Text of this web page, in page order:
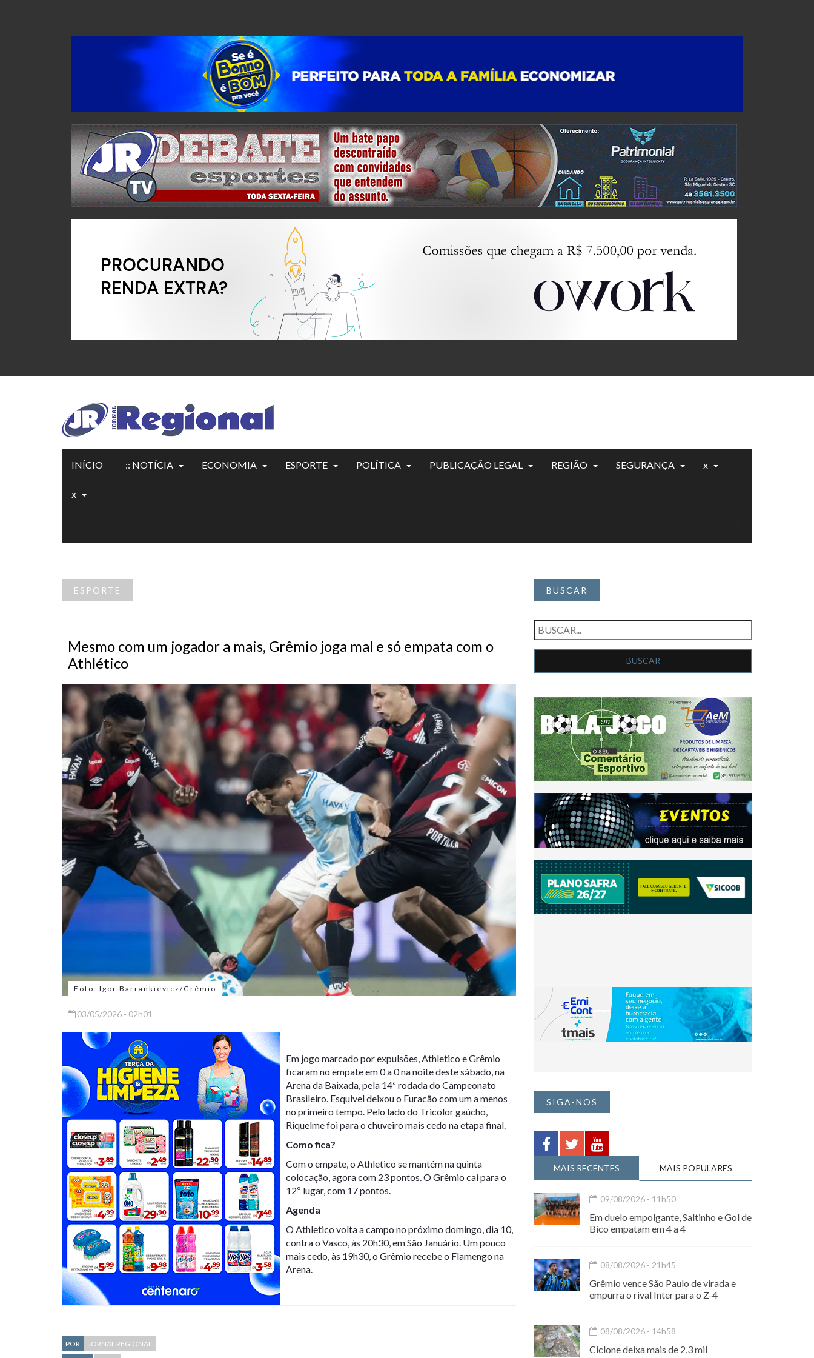
INÍCIO :: NOTÍCIA ECONOMIA ESPORTE POLÍTICA PUBLICAÇÃO LEGAL REGIÃO SEGURANÇA x
x
ESPORTE
Mesmo com um jogador a mais, Grêmio joga mal e só empata com o
Athlético
Foto: Igor Barrankievicz/Grêmio
03/05/2026 - 02h01
Em jogo marcado por expulsões, Athletico e Grêmio
ficaram no empate em 0 a 0 na noite deste sábado, na
Arena da Baixada, pela 14ª rodada do Campeonato
Brasileiro. Esquivel deixou o Furacão com um a menos
no primeiro tempo. Pelo lado do Tricolor gaúcho,
Riquelme foi para o chuveiro mais cedo na etapa final.
Como fica?
Com o empate, o Athletico se mantém na quinta
colocação, agora com 23 pontos. O Grêmio cai para o
12º lugar, com 17 pontos.
Agenda
O Athletico volta a campo no próximo domingo, dia 10,
contra o Vasco, às 20h30, em São Januário. Um pouco
mais cedo, às 19h30, o Grêmio recebe o Flamengo na
Arena.
POR
JORNAL REGIONAL
BUSCAR
SIGA-NOS
MAIS RECENTES MAIS POPULARES
09/08/2026 - 11h50
Em duelo empolgante, Saltinho e Gol de
Bico empatam em 4 a 4
08/08/2026 - 21h45
Grêmio vence São Paulo de virada e
empurra o rival Inter para o Z-4
08/08/2026 - 14h58
Ciclone deixa mais de 2,3 mil